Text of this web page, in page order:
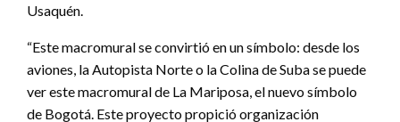
Usaquén.
“Este macromural se convirtió en un símbolo: desde los
aviones, la Autopista Norte o la Colina de Suba se puede
ver este macromural de La Mariposa, el nuevo símbolo
de Bogotá. Este proyecto propició organización